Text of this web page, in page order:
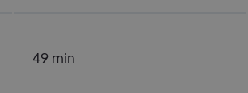
49 min